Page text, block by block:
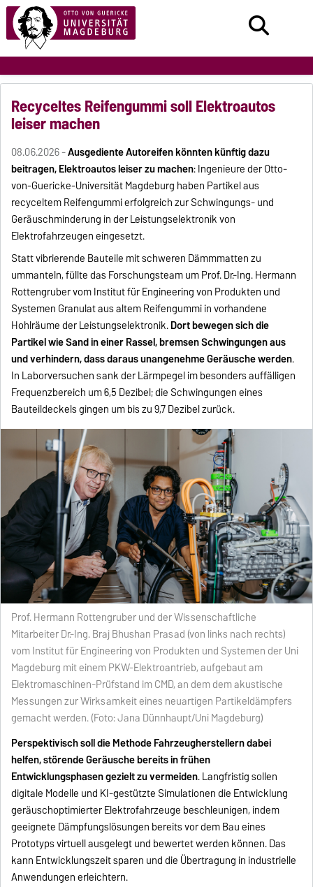
Recyceltes Reifengummi soll Elektroautos
leiser machen
08.06.2026 -Ausgediente Autoreifen könnten künftig dazu
beitragen, Elektroautos leiser zu machen: Ingenieure der Otto-
von-Guericke-Universität Magdeburg haben Partikel aus
recyceltem Reifengummi erfolgreich zur Schwingungs- und
Geräuschminderung in der Leistungselektronik von
Elektrofahrzeugen eingesetzt.
Statt vibrierende Bauteile mit schweren Dämmmatten zu
ummanteln, füllte das Forschungsteam um Prof. Dr.-Ing. Hermann
Rottengruber vom Institut für Engineering von Produkten und
Systemen Granulat aus altem Reifengummi in vorhandene
Hohlräume der Leistungselektronik.Dort bewegen sich die
Partikel wie Sand in einer Rassel, bremsen Schwingungen aus
und verhindern, dass daraus unangenehme Geräusche werden.
In Laborversuchen sank der Lärmpegel im besonders auffälligen
Frequenzbereich um 6,5 Dezibel; die Schwingungen eines
Bauteildeckels gingen um bis zu 9,7 Dezibel zurück.
Prof. Hermann Rottengruber und der Wissenschaftliche
Mitarbeiter Dr.-Ing. Braj Bhushan Prasad (von links nach rechts)
vom Institut für Engineering von Produkten und Systemen der Uni
Magdeburg mit einem PKW-Elektroantrieb, aufgebaut am
Elektromaschinen-Prüfstand im CMD, an dem dem akustische
Messungen zur Wirksamkeit eines neuartigen Partikeldämpfers
gemacht werden. (Foto: Jana Dünnhaupt/Uni Magdeburg)
Perspektivisch soll die Methode Fahrzeugherstellern dabei
helfen, störende Geräusche bereits in frühen
Entwicklungsphasen gezielt zu vermeiden. Langfristig sollen
digitale Modelle und KI-gestützte Simulationen die Entwicklung
geräuschoptimierter Elektrofahrzeuge beschleunigen, indem
geeignete Dämpfungslösungen bereits vor dem Bau eines
Prototyps virtuell ausgelegt und bewertet werden können. Das
kann Entwicklungszeit sparen und die Übertragung in industrielle
Anwendungen erleichtern.